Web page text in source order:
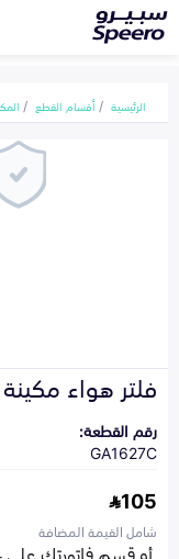
الرئيسية أقسام القطع
فلتر هواء مكينة
رقم القطعة:
GA1627C
105
شامل القيمة المضافة